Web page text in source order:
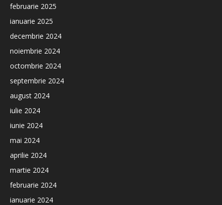
februarie 2025
ianuarie 2025
decembrie 2024
noiembrie 2024
octombrie 2024
septembrie 2024
august 2024
iulie 2024
iunie 2024
mai 2024
aprilie 2024
martie 2024
februarie 2024
ianuarie 2024